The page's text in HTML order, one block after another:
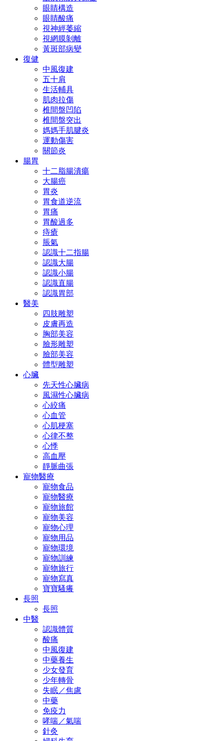
眼睛構造
眼睛酸痛
視神經萎縮
視網膜剝離
黃斑部病變
復健
中風復建
五十肩
生活輔具
肌肉拉傷
椎間盤凹陷
椎間盤突出
媽媽手肌腱炎
運動傷害
關節炎
腸胃
十二脂腸潰瘍
大腸癌
胃炎
胃食道逆流
胃痛
胃酸過多
痔瘡
脹氣
認識十二指腸
認識大腸
認識小腸
認識直腸
認識胃部
醫美
四肢雕塑
皮膚再造
胸部美容
臉形雕塑
臉部美容
體型雕塑
心臟
先天性心臟病
風濕性心臟病
心絞痛
心血管
心肌梗塞
心律不整
心悸
高血壓
靜脈曲張
寵物醫療
寵物食品
寵物醫療
寵物旅館
寵物美容
寵物心理
寵物用品
寵物環境
寵物訓練
寵物旅行
寵物寫真
寶寶騷癢
長照
長照
中醫
認識體質
酸痛
中風復建
中藥養生
少女發育
少年轉骨
失眠／焦慮
中藥
免疫力
哮喘／氣喘
針灸